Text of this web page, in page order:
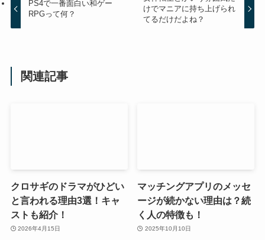
PS4で一番面白い和ゲー
RPGって何？
けでマニアに持ち上げられ
てるだけだよね？
関連記事
クロサギのドラマがひどい
と言われる理由3選！キャ
ストも紹介！
2026年4月15日
マッチングアプリのメッセ
ージが続かない理由は？続
く人の特徴も！
2025年10月10日